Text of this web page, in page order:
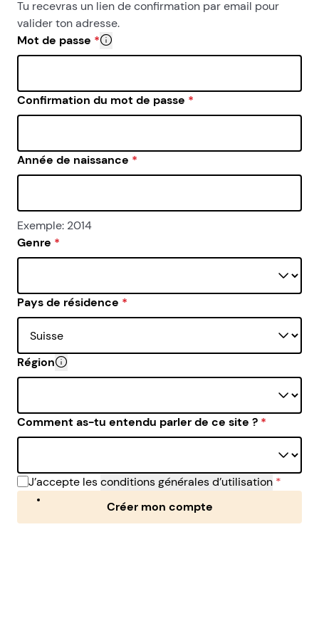
Tu recevras un lien de confirmation par email pour
valider ton adresse.
Mot de passe * Pour des raisons de sécurité, ton mot de
Confirmation du mot de passe *
Année de naissance *
Exemple: 2014
Genre *
Pays de résidence *
Région Il est important de donner la vraie région dans
Comment as-tu entendu parler de ce site ? *
J’accepte lesconditions générales d’utilisation *
Créer mon compte